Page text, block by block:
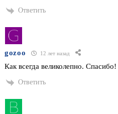
Ответить
gozoo 12 лет назад
Как всегда великолепно. Спасибо!
Ответить